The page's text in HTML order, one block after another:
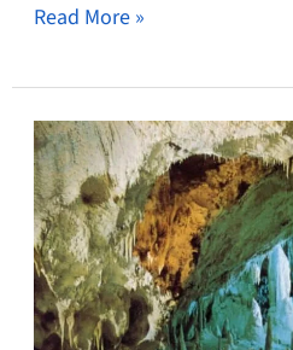
Assemblea
2026
Read More »